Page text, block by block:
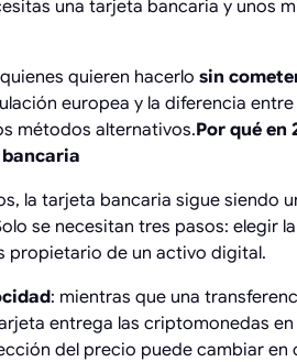
una tarjeta bancaria y unos
quieren hacerlo sin
europea y la diferencia
métodos alternativos.Por qué en
la tarjeta bancaria sigue siendo
se necesitan tres pasos: elegir
propietario de un activo digital.
: mientras que una
entrega las criptomonedas en
del precio puede cambiar en